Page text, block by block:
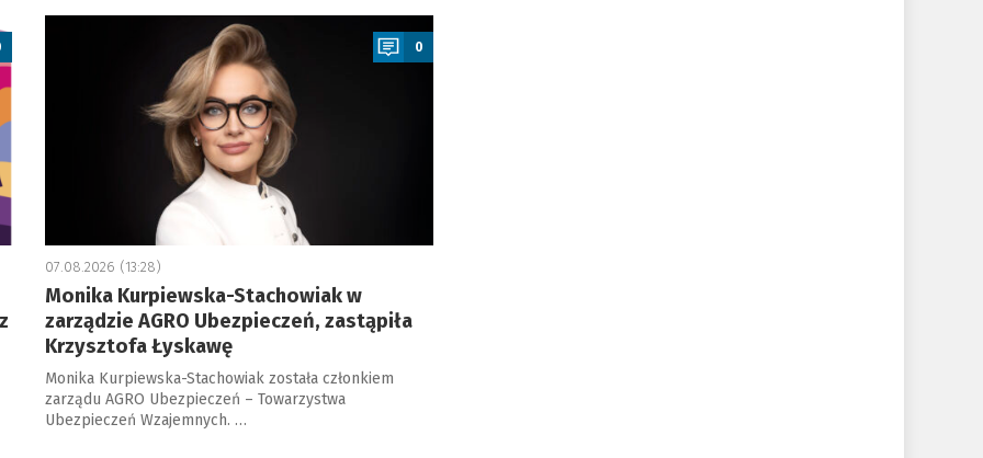
a
0
07.08.2026 (13:28)
Monika Kurpiewska-Stachowiak w
zarządzie AGRO Ubezpieczeń, zastąpiła
Krzysztofa Łyskawę
Monika Kurpiewska-Stachowiak została członkiem
zarządu AGRO Ubezpieczeń – Towarzystwa
Ubezpieczeń Wzajemnych. …